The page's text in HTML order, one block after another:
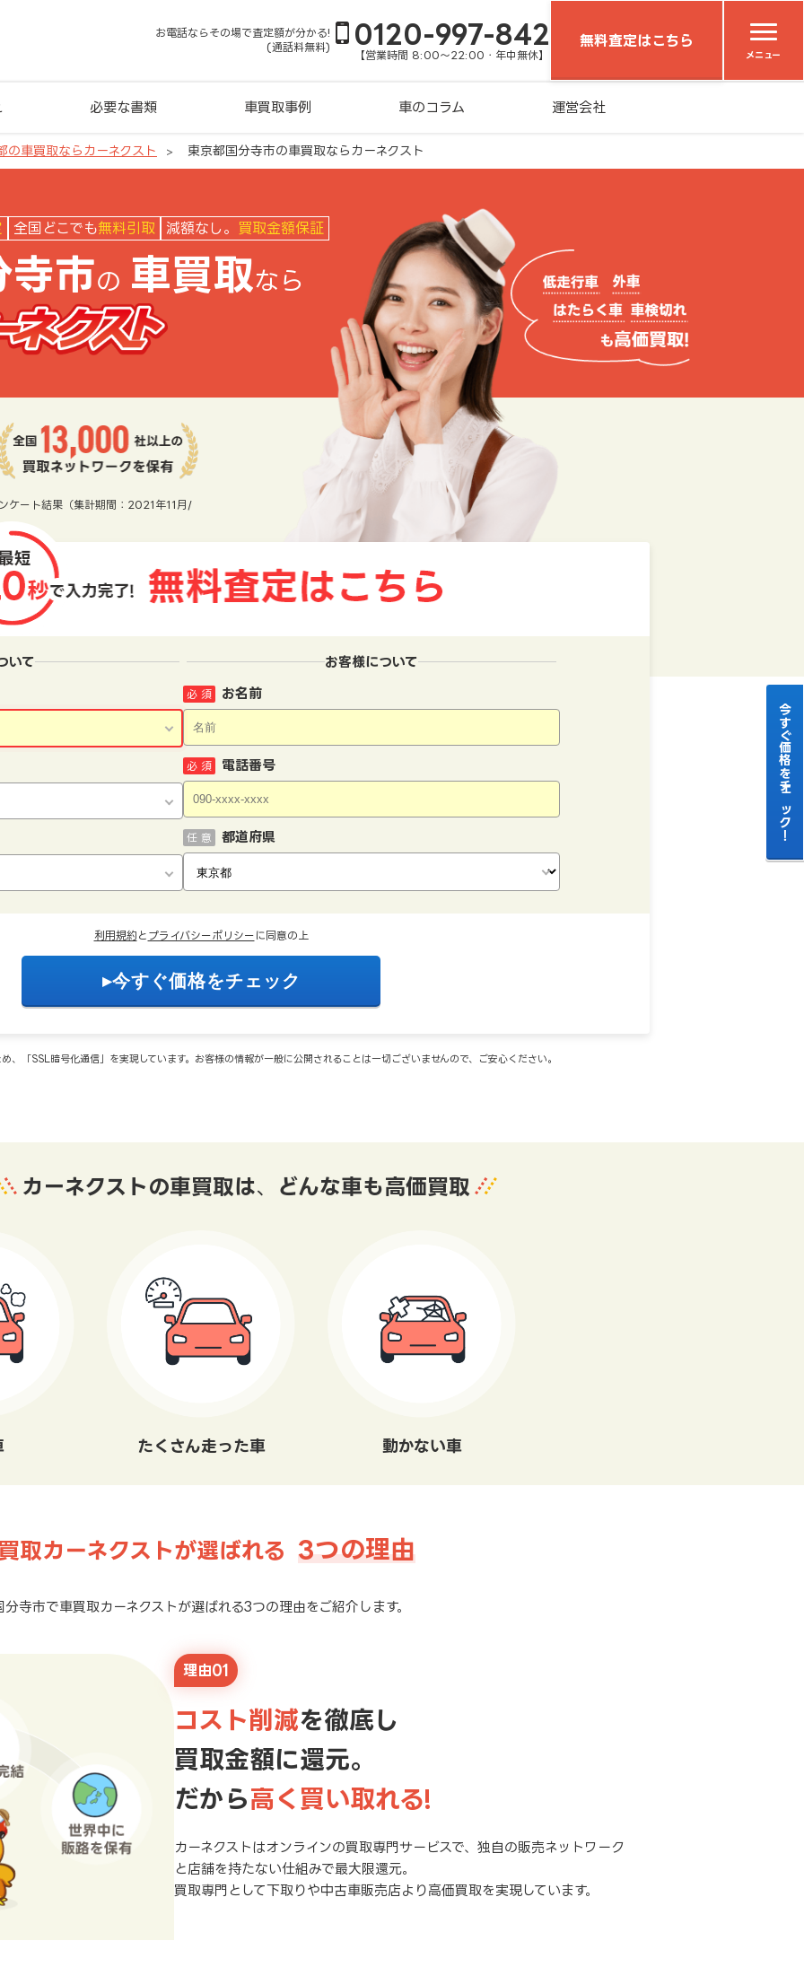
お電話ならその場で査定額が分かる!
(通話料無料)
0120-997-842
【営業時間 8:00～22:00・年中無休】
無料査定はこちら
メニュー
必要な書類 車買取事例 車のコラム 運営会社
の車買取ならカーネクスト 東京都国分寺市の車買取ならカーネクスト
全国どこでも無料引取 減額なし。 買取金額保証
寺市の 車買取なら
ケート結果（集計期間：2021年11月/
いて お客様について
お名前
必 須
電話番号
必 須
都道府県
任 意
利用規約 と プライバシーポリシー に同意の上
、「SSL暗号化通信」を実現しています。お客様の情報が一般に公開されることは一切ございませんので、ご安心ください。
カーネクストの車買取は、 どんな車も高価買取
たくさん走った車 動かない車
取カーネクストが選ばれる 3つの理由
分寺市で車買取カーネクストが選ばれる3つの理由をご紹介します。
理由01
コスト削減を徹底し
買取金額に還元。
だから高く買い取れる!
カーネクストはオンラインの買取専門サービスで、独自の販売ネットワーク
と店舗を持たない仕組みで最大限還元。
買取専門として下取りや中古車販売店より高価買取を実現しています。
今すぐ価格をチェック！